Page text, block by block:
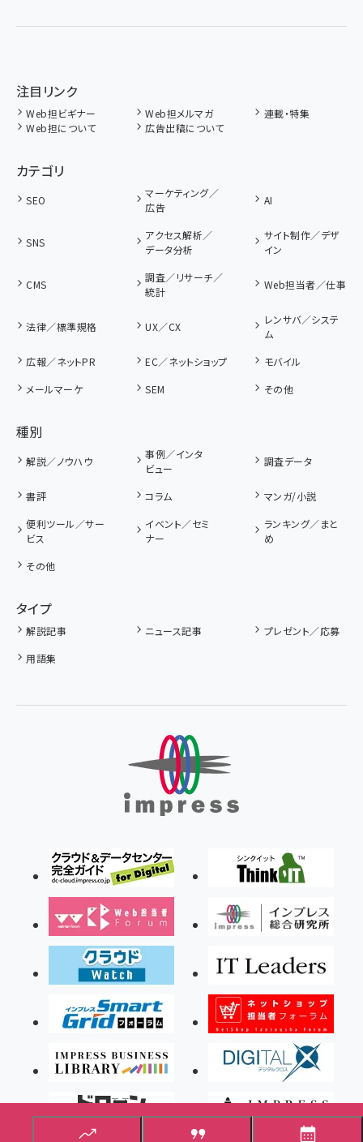
注目リンク
Web担ビギナー Web担メルマガ
連載・特集
Web担について
広告出稿について
カテゴリ
SEO
マーケティング／
広告
AI
SNS
アクセス解析／
データ分析
サイト制作／デザ
イン
CMS
調査／リサーチ／
統計
Web担当者／仕事
法律／標準規格 UX／CX
レンサバ／システ
ム
広報／ネットPR
EC／ネットショップ
モバイル
メールマーケ
SEM その他
種別
解説／ノウハウ
事例／インタ
ビュー
調査データ
書評 コラム
マンガ/小説
便利ツール／サー
ビス
イベント／セミ
ナー
ランキング／まと
め
その他
タイプ
解説記事 ニュース記事
プレゼント／応募
用語集